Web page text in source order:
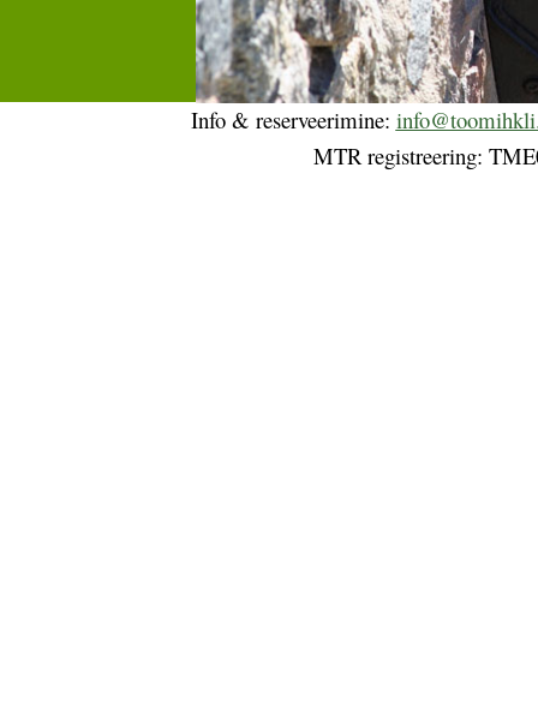
Info & reserveerimine:
MTR registreering: